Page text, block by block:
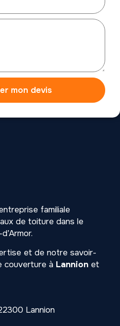
mon devis
familiale
de toiture dans le
et de notre savoir-
couverture à Lannion et
Lannion